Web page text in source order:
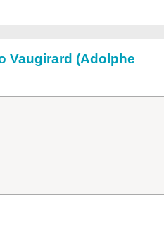
Vaugirard (Adolphe